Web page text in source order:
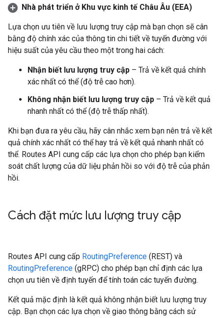
Nhà phát triển ở Khu vực kinh tế Châu Âu (EEA)
Lựa chọn ưu tiên về lưu lượng truy cập mà bạn chọn sẽ cân
bằng độ chính xác của thông tin chi tiết về tuyến đường với
hiệu suất của yêu cầu theo một trong hai cách:
Nhận biết lưu lượng truy cập – Trả về kết quả chính
xác nhất có thể (độ trễ cao hơn).
Không nhận biết lưu lượng truy cập – Trả về kết quả
nhanh nhất có thể (độ trễ thấp nhất).
Khi bạn đưa ra yêu cầu, hãy cân nhắc xem bạn nên trả về kết
quả chính xác nhất có thể hay trả về kết quả nhanh nhất có
thể. Routes API cung cấp các lựa chọn cho phép bạn kiểm
soát chất lượng của dữ liệu phản hồi so với độ trễ của phản
hồi.
Cách đặt mức lưu lượng truy cập
Routes API cung cấp RoutingPreference (REST) và
RoutingPreference (gRPC) cho phép bạn chỉ định các lựa
chọn ưu tiên về định tuyến để tính toán các tuyến đường.
Kết quả mặc định là kết quả không nhận biết lưu lượng truy
cập. Bạn chọn các lựa chọn về giao thông bằng cách sử